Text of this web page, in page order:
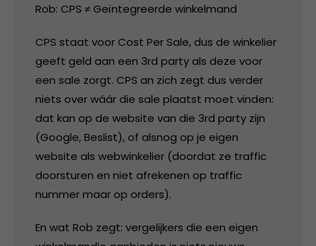
Rob: CPS ≠ Geïntegreerde winkelmand
CPS staat voor Cost Per Sale, dus de winkelier
geeft geld aan een 3rd party als deze voor
een sale zorgt. CPS an zich zegt dus verder
niets over wáár die sale plaatst moet vinden:
dat kan op de website van die 3rd party zijn
(Google, Beslist), of alsnog op je eigen
website als webwinkelier (doordat ze traffic
doorsturen en niet afrekenen op traffic
nummer maar op orders).
En wat Rob zegt: vergelijkers die een eigen